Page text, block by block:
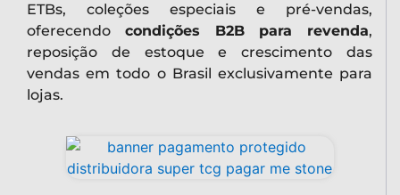
ETBs, coleções especiais e pré-vendas,
oferecendo condições B2B para revenda,
reposição de estoque e crescimento das
vendas em todo o Brasil exclusivamente para
lojas.